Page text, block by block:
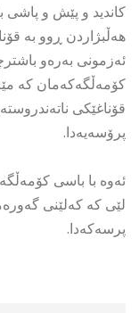
کاندید و پێش و پاشی
هەڵبژاردن ڕوو بە
ئەزمونی بەرەو
کۆمەڵگەکەمان کە
قۆناغێکی
پرۆسەیەدا.
ئەوە با باسی
لێی کە کەلێنی
پرسەکەدا.